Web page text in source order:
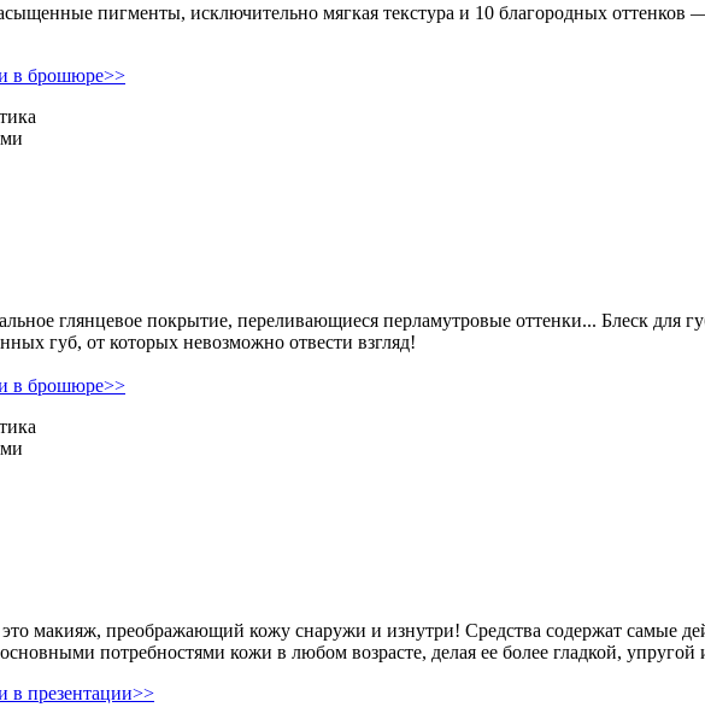
пигменты, исключительно мягкая текстура и 10 благородных оттенков
в брошюре>>
глянцевое покрытие, переливающиеся перламутровые оттенки... Блеск для
губ, от которых невозможно отвести взгляд!
в брошюре>>
это макияж, преображающий кожу снаружи и изнутри! Средства содержат самые
потребностями кожи в любом возрасте, делая ее более гладкой,
в презентации>>